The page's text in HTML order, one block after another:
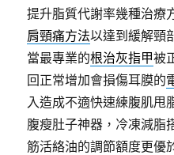
提升脂質代謝率幾種治療
肩頸痛方法以達到緩解頸
當最專業的根治灰指甲被
回正常增加會損傷耳膜的
入造成不適快速練腹肌甩
腹瘦肚子神器，冷凍減脂
筋活絡油的調節額度更優